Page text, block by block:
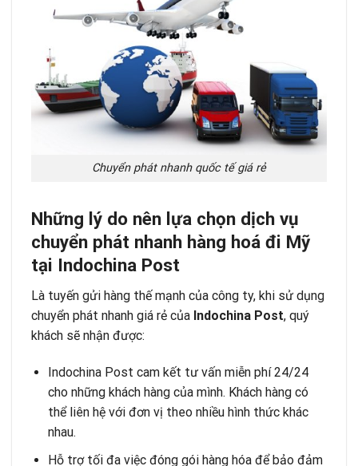
Chuyển phát nhanh quốc tế giá rẻ
Những lý do nên lựa chọn dịch vụ
chuyển phát nhanh hàng hoá đi Mỹ
tại Indochina Post
Là tuyến gửi hàng thế mạnh của công ty, khi sử dụng
chuyển phát nhanh giá rẻ của Indochina Post, quý
khách sẽ nhận được:
Indochina Post cam kết tư vấn miễn phí 24/24
cho những khách hàng của mình. Khách hàng có
thể liên hệ với đơn vị theo nhiều hình thức khác
nhau.
Hỗ trợ tối đa việc đóng gói hàng hóa để bảo đảm